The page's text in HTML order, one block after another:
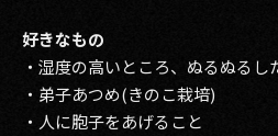
好きなもの
・湿度の高いところ、ぬるぬるし
・弟子あつめ(きのこ栽培)
・人に胞子をあげること